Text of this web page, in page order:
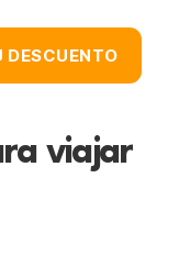
viajar